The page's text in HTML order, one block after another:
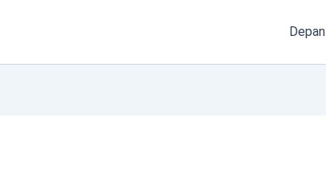
Depan